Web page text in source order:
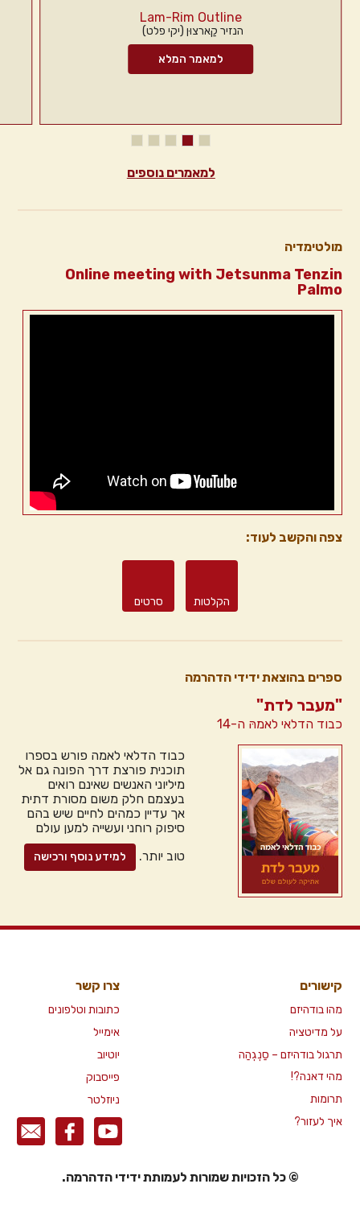
Lam-Rim Outline
הנזיר קַארצוּן (יקי פלט)
למאמר המלא
למאמרים נוספים
מולטימדיה
Online meeting with Jetsunma Tenzin
Palmo
צפה והקשב לעוד:
הקלטות סרטים
ספרים בהוצאת ידידי הדהרמה
"מעבר לדת"
כבוד הדלאי לאמהּ ה-14
כבוד הדלאי לאמה פורש בספרו
תוכנית פורצת דרך הפונה גם אל
מיליוני האנשים שאינם רואים
בעצמם חלק משום מסורת דתית
אך עדיין כמהים לחיים שיש בהם
סיפוק רוחני ועשייה למען עולם
טוב יותר.
למידע נוסף ורכישה
קישורים
מהו בודהיזם
על מדיטציה
תרגול בודהיזם – סַנְגְהַה
מהי דאנה?!
תרומות
איך לעזור?
צרו קשר
כתובות וטלפונים
אימייל
יוטיוב
פייסבוק
ניוזלטר
© כל הזכויות שמורות לעמותת ידידי הדהרמה.